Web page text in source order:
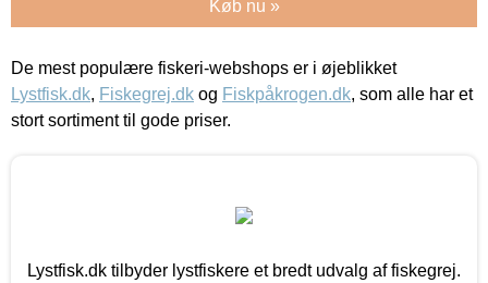
Køb nu »
De mest populære fiskeri-webshops er i øjeblikket
Lystfisk.dk, Fiskegrej.dk og Fiskpåkrogen.dk, som alle har et
stort sortiment til gode priser.
Lystfisk.dk tilbyder lystfiskere et bredt udvalg af fiskegrej.